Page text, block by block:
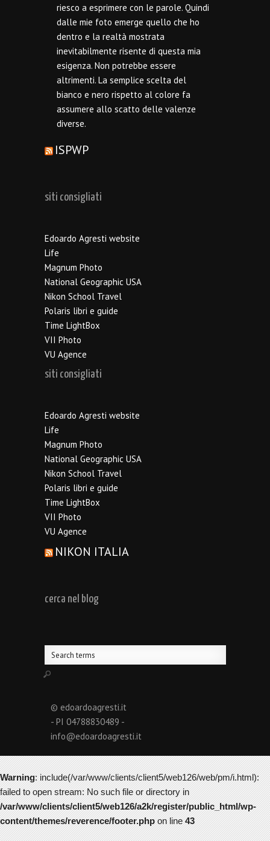
riesco a esprimere con le parole. Quindi
dalle mie foto emerge quello che ho
dentro e la realtà mostrata
inevitabilmente risente di questa mia
esigenza. Non potrebbe essere
altrimenti. La semplice scelta del
bianco e nero rispetto al colore fa
assumere allo scatto delle valenze
diverse.
ISPWP
siti consigliati
Edoardo Agresti website
Life
Magnum Photo
National Geographic USA
Nikon School Travel
Polaris libri e guide
Time LightBox
VII Photo
VU Agence
siti consigliati
Edoardo Agresti website
Life
Magnum Photo
National Geographic USA
Nikon School Travel
Polaris libri e guide
Time LightBox
VII Photo
VU Agence
NIKON ITALIA
cerca nel blog
© edoardoagresti.it
- PI 04788830489 -
info@edoardoagresti.it
Warning: include(/var/www/clients/client5/web126/web/pm/i.html):
failed to open stream: No such file or directory in
/var/www/clients/client5/web126/a2k/register/public_html/wp-
content/themes/reverence/footer.phpon line43